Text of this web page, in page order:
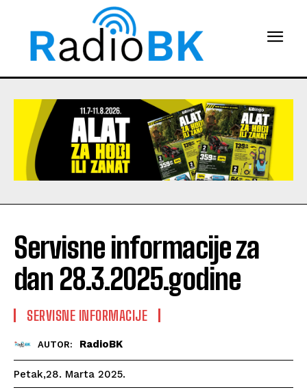
Servisne informacije za
dan 28.3.2025.godine
SERVISNE INFORMACIJE
AUTOR: RadioBK
Petak,28. Marta 2025.